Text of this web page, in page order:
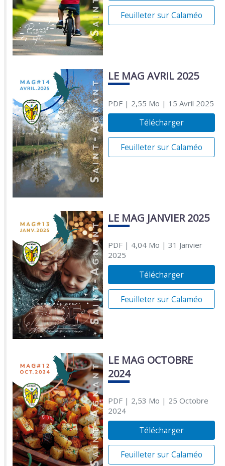
Feuilleter sur Calaméo
LE MAG AVRIL 2025
PDF| 2,55 Mo | 15 Avril 2025
Télécharger
Feuilleter sur Calaméo
LE MAG JANVIER 2025
PDF| 4,04 Mo | 31 Janvier
2025
Télécharger
Feuilleter sur Calaméo
LE MAG OCTOBRE
2024
PDF| 2,53 Mo | 25 Octobre
2024
Télécharger
Feuilleter sur Calaméo